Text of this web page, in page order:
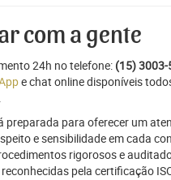
com a gente
24h no telefone: (15)
e chat online disponíveis
preparada para oferecer um
e sensibilidade em cada
rigorosos e
pela certificação